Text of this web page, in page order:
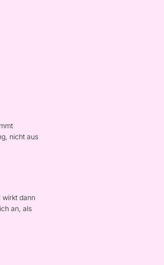
nicht aus
wirkt dann
an, als